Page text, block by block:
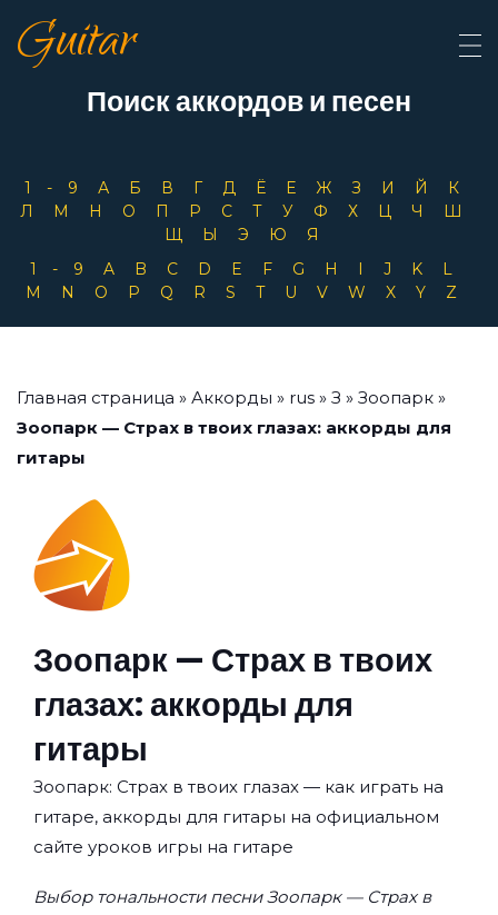
Guitar
Поиск аккордов и песен
1-9 А Б В Г Д Ё Е Ж З И Й
К
Л
М Н О П Р С Т У Ф Х Ц Ч
Ш
Щ
Ы Э Ю
Я
1-9
A B C D E F G H I J K
L
M
N O P Q R S T U V W X Y Z
Главная страница » Аккорды » rus » З » Зоопарк »
Зоопарк — Страх в твоих глазах: аккорды для
гитары
Зоопарк — Страх в твоих
глазах: аккорды для
гитары
Зоопарк: Страх в твоих глазах — как играть на
гитаре, аккорды для гитары на официальном
сайте уроков игры на гитаре
Выбор тональности песни Зоопарк — Страх в